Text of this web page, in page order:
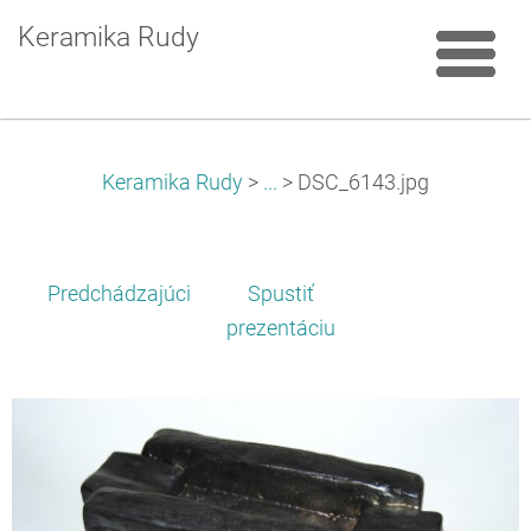
Keramika Rudy
Keramika Rudy > ... > DSC_6143.jpg
Predchádzajúci
Spustiť
prezentáciu